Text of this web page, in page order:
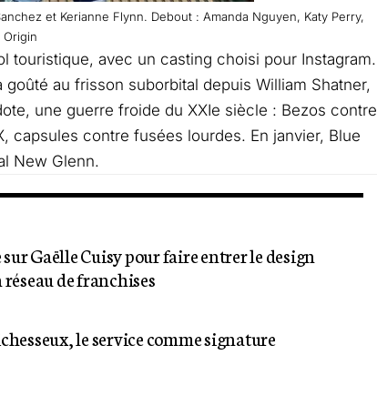
et Kerianne Flynn. Debout : Amanda Nguyen, Katy Perry,
touristique, avec un casting choisi pour Instagram.
au frisson suborbital depuis William Shatner,
une guerre froide du XXIe siècle : Bezos contre
capsules contre fusées lourdes. En janvier, Blue
New Glenn.
Gaëlle Cuisy pour faire entrer le design
de franchises
le service comme signature